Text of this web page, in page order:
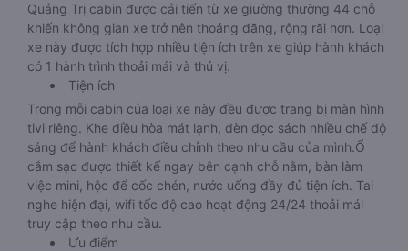
Quảng Trị cabin được cải tiến từ xe giường thường 44 chỗ
khiến không gian xe trở nên thoáng đãng, rộng rãi hơn. Loại
xe này được tích hợp nhiều tiện ích trên xe giúp hành khách
có 1 hành trình thoải mái và thú vị.
Tiện ích
Trong mỗi cabin của loại xe này đều được trang bị màn hình
tivi riêng. Khe điều hòa mát lạnh, đèn đọc sách nhiều chế độ
sáng để hành khách điều chỉnh theo nhu cầu của mình.Ổ
cắm sạc được thiết kế ngay bên cạnh chỗ nằm, bàn làm
việc mini, hộc để cốc chén, nước uống đầy đủ tiện ích. Tai
nghe hiện đại, wifi tốc độ cao hoạt động 24/24 thoải mái
truy cập theo nhu cầu.
Ưu điểm